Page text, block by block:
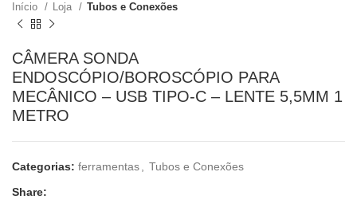
Início Loja Tubos e Conexões
CÂMERA SONDA
ENDOSCÓPIO/BOROSCÓPIO PARA
MECÂNICO – USB TIPO-C – LENTE 5,5MM 1
METRO
Categorias: ferramentas
Tubos e Conexões
Share: